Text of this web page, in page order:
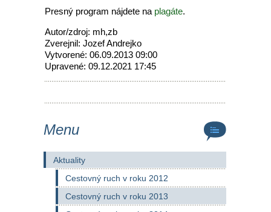
Presný program nájdete na plagáte.
Autor/zdroj: mh,zb
Zverejnil: Jozef Andrejko
Vytvorené: 06.09.2013 09:00
Upravené: 09.12.2021 17:45
Menu
Aktuality
Cestovný ruch v roku 2012
Cestovný ruch v roku 2013